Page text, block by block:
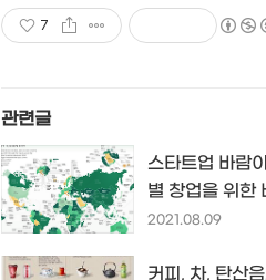
7
관련글
스타트업 바람
별 창업을 위한
2021.08.09
커피, 차, 탄산